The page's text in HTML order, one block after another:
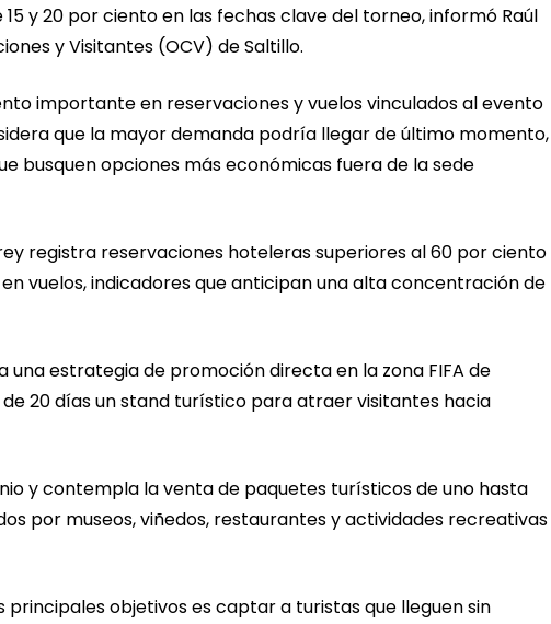
y 20 por ciento en las fechas clave del torneo, informó Raúl
y Visitantes (OCV) de Saltillo.
importante en reservaciones y vuelos vinculados al evento
que la mayor demanda podría llegar de último momento,
busquen opciones más económicas fuera de la sede
registra reservaciones hoteleras superiores al 60 por ciento
vuelos, indicadores que anticipan una alta concentración de
una estrategia de promoción directa en la zona FIFA de
20 días un stand turístico para atraer visitantes hacia
y contempla la venta de paquetes turísticos de uno hasta
por museos, viñedos, restaurantes y actividades recreativas
principales objetivos es captar a turistas que lleguen sin